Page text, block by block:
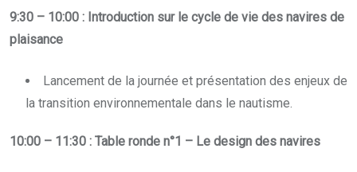
9:30 – 10:00 : Introduction sur le cycle de vie des navires de
plaisance
Lancement de la journée et présentation des enjeux de
la transition environnementale dans le nautisme.
10:00 – 11:30 : Table ronde n°1 – Le design des navires